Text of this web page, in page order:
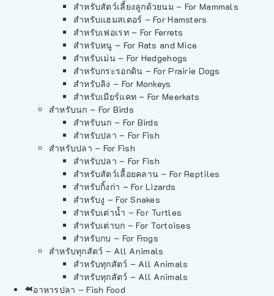
สำหรับสัตว์เลี้ยงลูกด้วยนม – For Mammals
สำหรับแฮมสเตอร์ – For Hamsters
สำหรับเฟอเรท – For Ferrets
สำหรับหนู – For Rats and Mice
สำหรับเม่น – For Hedgehogs
สำหรับกระรอกดิน – For Prairie Dogs
สำหรับลิง – For Monkeys
สำหรับเมียร์แคท – For Meerkats
สำหรับนก – For Birds
สำหรับนก – For Birds
สำหรับปลา – For Fish
สำหรับปลา – For Fish
สำหรับปลา – For Fish
สำหรับสัตว์เลื้อยคลาน – For Reptiles
สำหรับกิ้งก่า – For Lizards
สำหรับงู – For Snakes
สำหรับเต่าน้ำ – For Turtles
สำหรับเต่าบก – For Tortoises
สำหรับกบ – For Frogs
สำหรับทุกสัตว์ – All Animals
สำหรับทุกสัตว์ – All Animals
สำหรับทุกสัตว์ – All Animals
อาหารปลา – Fish Food